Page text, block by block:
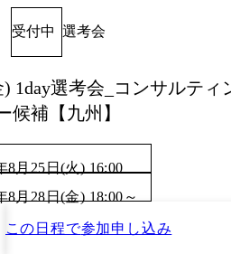
受付中 選考会
) 1day選考会_コンサルティ
候補【九州】
8月25日(火) 16:00
8月28日(金) 18:00～
この日程で参加申し込み